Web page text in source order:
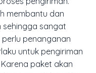
membantu dan
sehingga sangat
penanganan
untuk pengiriman
paket akan